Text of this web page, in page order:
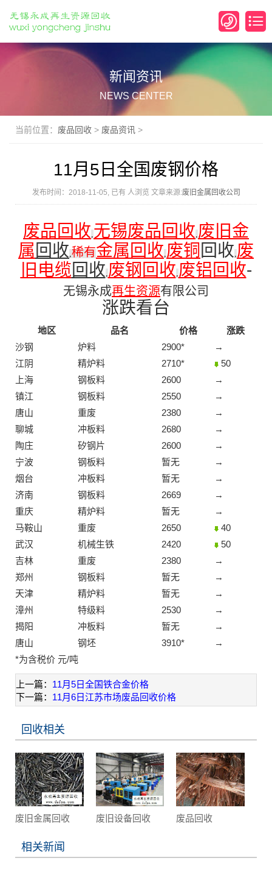
新闻资讯
NEWS CENTER
当前位置： 废品回收 > 废品资讯 >
11月5日全国废钢价格
发布时间：2018-11-05, 已有 人浏览 文章来源:废旧金属回收公司
废品回收,无锡废品回收,废旧金
属 回收,稀有金属回收,废铜 回收,废
旧电缆 回收,废钢回收,废铝回收-
无锡永成再生资源有限公司
涨跌看台
地区 品名 价格
涨跌
沙钢
炉料 2900*
→
江阴
精炉料 2710*
50
上海
钢板料 2600
→
镇江
钢板料 2550
→
唐山
重废 2380
→
聊城
冲板料 2680
→
陶庄
矽钢片 2600
→
宁波
钢板料 暂无
→
烟台
冲板料 暂无
→
济南
钢板料 2669
→
重庆
精炉料 暂无
→
马鞍山
重废 2650
40
武汉
机械生铁 2420
50
吉林
重废 2380
→
郑州
钢板料 暂无
→
天津
精炉料 暂无
→
漳州
特级料 2530
→
揭阳
冲板料 暂无
→
唐山
钢坯 3910*
→
*为含税价 元/吨
上一篇： 11月5日全国铁合金价格
下一篇： 11月6日江苏市场废品回收价格
回收相关
废旧金属回收 废旧设备回收 废品回收
相关新闻